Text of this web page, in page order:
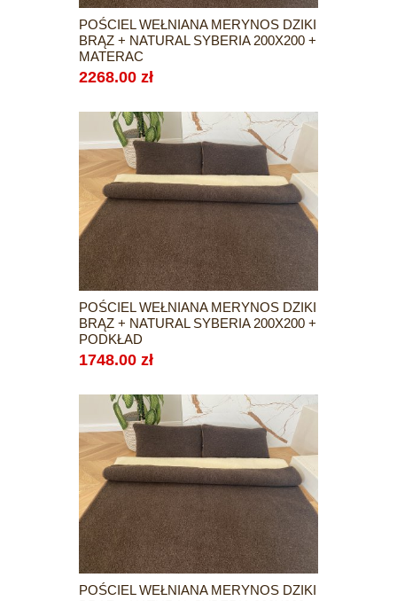
POŚCIEL WEŁNIANA MERYNOS DZIKI
BRĄZ + NATURAL SYBERIA 200X200 +
MATERAC
2268.00 zł
POŚCIEL WEŁNIANA MERYNOS DZIKI
BRĄZ + NATURAL SYBERIA 200X200 +
PODKŁAD
1748.00 zł
POŚCIEL WEŁNIANA MERYNOS DZIKI